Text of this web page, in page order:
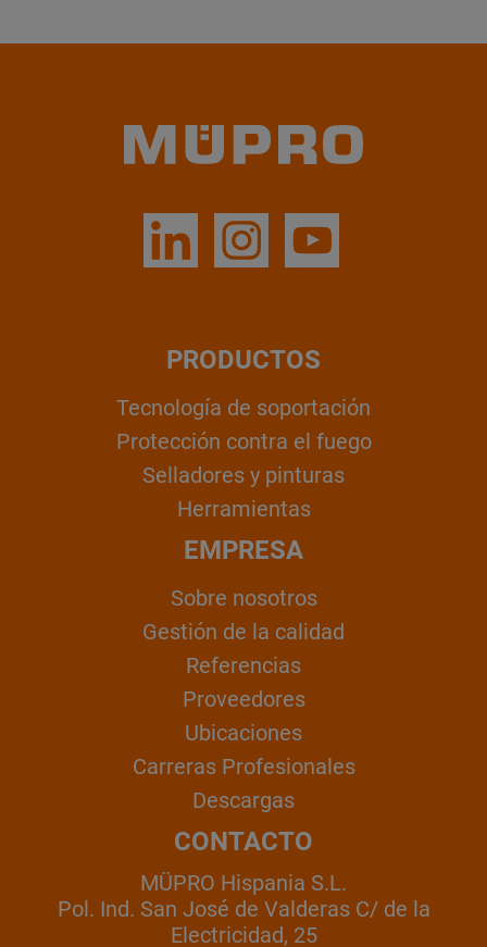
PRODUCTOS
Tecnología de soportación
Protección contra el fuego
Selladores y pinturas
Herramientas
EMPRESA
Sobre nosotros
Gestión de la calidad
Referencias
Proveedores
Ubicaciones
Carreras Profesionales
Descargas
CONTACTO
MÜPRO Hispania S.L.
Pol. Ind. San José de Valderas C/ de la
Electricidad, 25